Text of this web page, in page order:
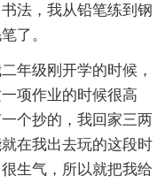
法，我从铅笔练到钢
了。
年级刚开学的时候，
项作业的时候很高
个抄的，我回家三两
在我出去玩的这段时
生气，所以就把我给